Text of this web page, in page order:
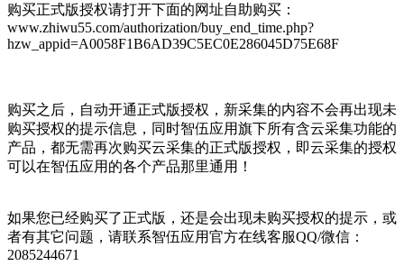
购买正式版授权请打开下面的网址自助购买：
www.zhiwu55.com/authorization/buy_end_time.php?
hzw_appid=A0058F1B6AD39C5EC0E286045D75E68F
购买之后，自动开通正式版授权，新采集的内容不会再出现未
购买授权的提示信息，同时智伍应用旗下所有含云采集功能的
产品，都无需再次购买云采集的正式版授权，即云采集的授权
可以在智伍应用的各个产品那里通用！
如果您已经购买了正式版，还是会出现未购买授权的提示，或
者有其它问题，请联系智伍应用官方在线客服QQ/微信：
2085244671